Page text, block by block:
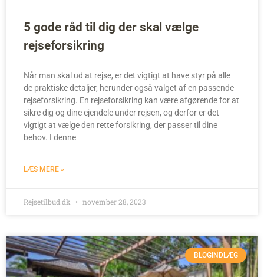
5 gode råd til dig der skal vælge
rejseforsikring
Når man skal ud at rejse, er det vigtigt at have styr på alle
de praktiske detaljer, herunder også valget af en passende
rejseforsikring. En rejseforsikring kan være afgørende for at
sikre dig og dine ejendele under rejsen, og derfor er det
vigtigt at vælge den rette forsikring, der passer til dine
behov. I denne
LÆS MERE »
Rejsetilbud.dk november 28, 2023
BLOGINDLÆG